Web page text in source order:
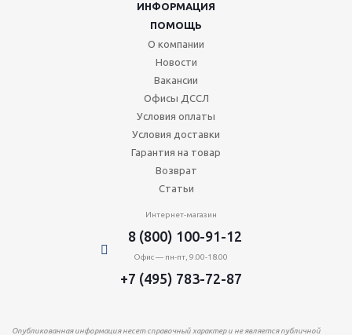
ИНФОРМАЦИЯ
ПОМОЩЬ
О компании
Новости
Вакансии
Офисы ДССЛ
Условия оплаты
Условия доставки
Гарантия на товар
Возврат
Статьи
Интернет-магазин
8 (800) 100-91-12
Офис — пн-пт, 9.00-18.00
+7 (495) 783-72-87
Опубликованная информация несет справочный характер и не является публичной